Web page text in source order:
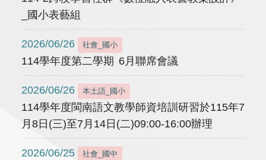
_國小表藝組
2026/06/26 社會_國小
114學年度第二學期 6月聯席會議
2026/06/26 本土語_國小
114學年度閩南語文教學師資培訓研習於115年7
月8日(三)至7月14日(二)09:00-16:00辦理
2026/06/25 社會_國中